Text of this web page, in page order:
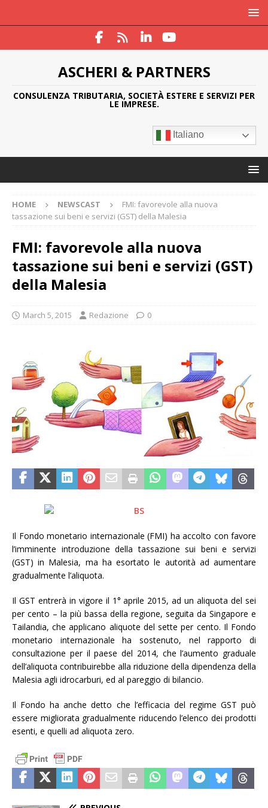
ASCHERI & PARTNERS
CONSULENZA TRIBUTARIA, SOCIETÀ ESTERE E SERVIZI PER
LE IMPRESE.
Italiano
HOME NEWSCAST
FMI: favorevole alla nuova
tassazione sui beni e servizi (GST) della Malesia
FMI: favorevole alla nuova
tassazione sui beni e servizi (GST)
della Malesia
March 5, 2015 Redazione 0
Il Fondo monetario internazionale (FMI) ha accolto con favore
l’imminente introduzione della tassazione sui beni e servizi
(GST) in Malesia, ma ha esortato le autorità ad aumentare
gradualmente l’aliquota.
Il GST entrerà in vigore il 1° aprile 2015, ad un aliquota del sei
per cento – la più bassa della regione, seguita da Singapore e
Tailandia, che applicano aliquote del sette per cento. Il Fondo
monetario internazionale ha sostenuto, nel rapporto di
consultazione per il paese del 2014, che l’aumento graduale
dell’aliquota contribuirebbe alla riduzione della dipendenza della
Malesia agli idrocarburi, ed al pareggio di bilancio.
Il Fondo ha anche detto che l’efficacia del regime GST può
essere migliorata gradualmente riducendo l’elenco dei prodotti
esenti, e quelli ad aliquota zero.